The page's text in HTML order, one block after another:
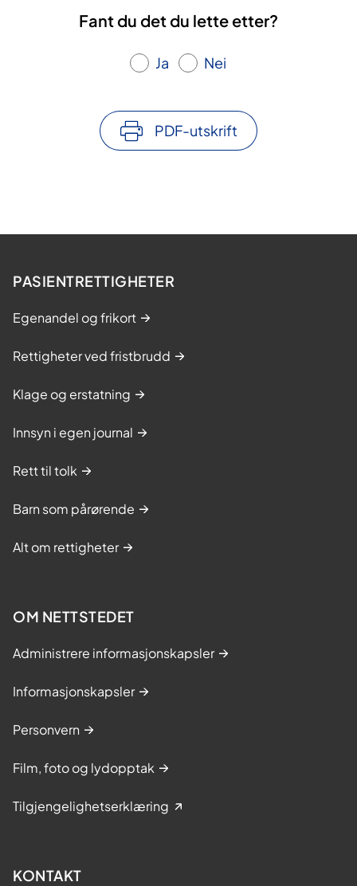
Fant du det du lette etter?
Ja Nei
PDF-utskrift
PASIENTRETTIGHETER
Egenandel og frikort
Rettigheter ved fristbrudd
Klage og erstatning
Innsyn i egen journal
Rett til tolk
Barn som pårørende
Alt om rettigheter
OM NETTSTEDET
Administrere informasjonskapsler
Informasjonskapsler
Personvern
Film, foto og lydopptak
Tilgjengelighetserklæring
KONTAKT